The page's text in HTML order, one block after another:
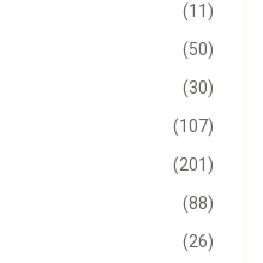
(11)
(50)
(30)
(107)
(201)
(88)
(26)